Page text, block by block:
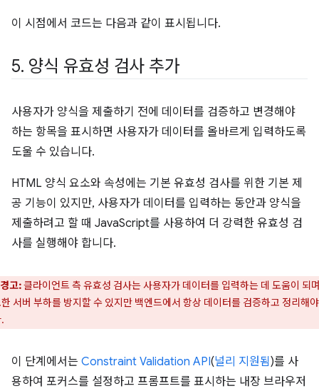
이 시점에서 코드는 다음과 같이 표시됩니다.
5. 양식 유효성 검사 추가
사용자가 양식을 제출하기 전에 데이터를 검증하고 변경해야
하는 항목을 표시하면 사용자가 데이터를 올바르게 입력하도록
도울 수 있습니다.
HTML 양식 요소와 속성에는 기본 유효성 검사를 위한 기본 제
공 기능이 있지만, 사용자가 데이터를 입력하는 동안과 양식을
제출하려고 할 때 JavaScript를 사용하여 더 강력한 유효성 검
사를 실행해야 합니다.
경고:클라이언트 측 유효성 검사는 사용자가 데이터를 입력하는 데 도움이 되
서버 부하를 방지할 수 있지만 백엔드에서 항상 데이터를 검증하고 정리해
이 단계에서는 Constraint Validation API(널리 지원됨)를 사
용하여 포커스를 설정하고 프롬프트를 표시하는 내장 브라우저